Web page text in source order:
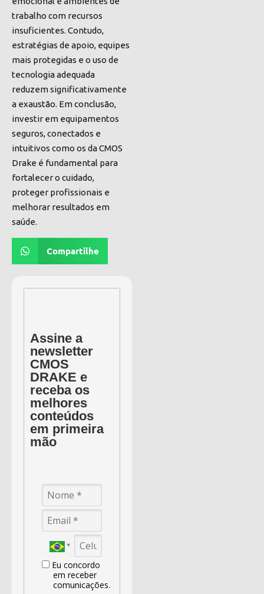
trabalho com recursos
insuficientes. Contudo,
estratégias de apoio, equipes
mais protegidas e o uso de
tecnologia adequada
reduzem significativamente
a exaustão. Em conclusão,
investir em equipamentos
seguros, conectados e
intuitivos como os da CMOS
Drake é fundamental para
fortalecer o cuidado,
proteger profissionais e
melhorar resultados em
saúde.
Compartilhe
Assine a
newsletter
CMOS
DRAKE e
receba os
melhores
conteúdos
em primeira
mão
Eu concordo
em receber
comunicações.